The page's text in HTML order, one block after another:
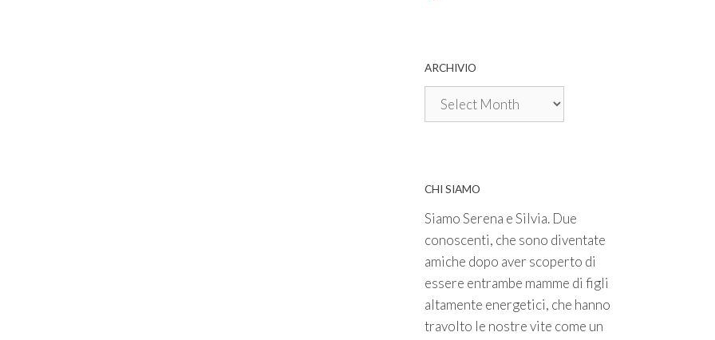
ARCHIVIO
Archivio
CHI SIAMO
Siamo Serena e Silvia. Due
conoscenti, che sono diventate
amiche dopo aver scoperto di
essere entrambe mamme di figli
altamente energetici, che hanno
travolto le nostre vite come un